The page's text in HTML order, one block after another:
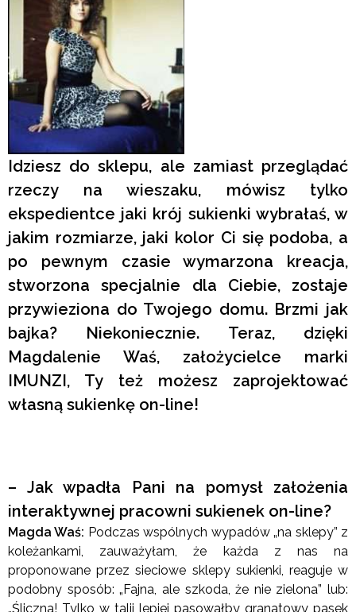
Idziesz do sklepu, ale zamiast przeglądać
rzeczy na wieszaku, mówisz tylko
ekspedientce jaki krój sukienki wybrałaś, w
jakim rozmiarze, jaki kolor Ci się podoba, a
po pewnym czasie wymarzona kreacja,
stworzona specjalnie dla Ciebie, zostaje
przywieziona do Twojego domu. Brzmi jak
bajka? Niekoniecznie. Teraz, dzięki
Magdalenie Waś, założycielce marki
IMUNZI, Ty też możesz zaprojektować
własną sukienkę on-line!
– Jak wpadła Pani na pomysł założenia
interaktywnej pracowni sukienek on-line?
Magda Waś: Podczas wspólnych wypadów „na sklepy” z
koleżankami, zauważyłam, że każda z nas na
proponowane przez sieciowe sklepy sukienki, reaguje w
podobny sposób: „Fajna, ale szkoda, że nie zielona” lub:
„Śliczna! Tylko w talii lepiej pasowałby granatowy pasek